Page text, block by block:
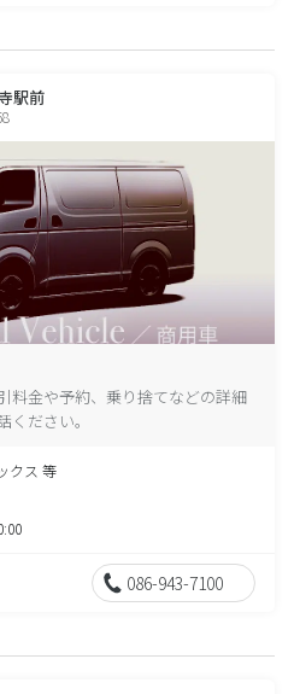
駅前
料金や予約、乗り捨てなどの詳細
ださい。
クス 等
086-943-7100